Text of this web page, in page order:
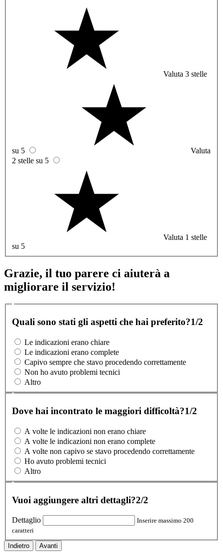
Valuta 3 stelle
su 5
Valuta
2 stelle su 5
Valuta 1 stelle
su 5
Grazie, il tuo parere ci aiuterà a
migliorare il servizio!
Quali sono stati gli aspetti che hai preferito?1/2
Le indicazioni erano chiare
Le indicazioni erano complete
Capivo sempre che stavo procedendo correttamente
Non ho avuto problemi tecnici
Altro
Dove hai incontrato le maggiori difficoltà?1/2
A volte le indicazioni non erano chiare
A volte le indicazioni non erano complete
A volte non capivo se stavo procedendo correttamente
Ho avuto problemi tecnici
Altro
Vuoi aggiungere altri dettagli?2/2
Dettaglio
Inserire massimo 200
caratteri
Indietro Avanti